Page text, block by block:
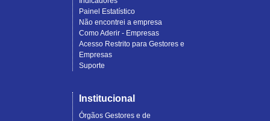
Painel Estatístico
Não encontrei a empresa
Como Aderir - Empresas
Acesso Restrito para Gestores e
Empresas
Suporte
Institucional
Órgãos Gestores e de